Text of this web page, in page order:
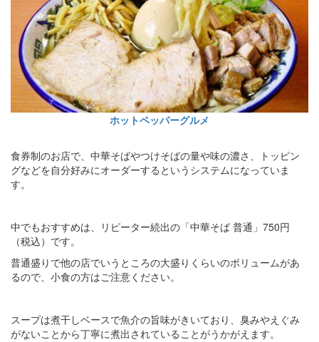
ホットペッパーグルメ
食券制のお店で、中華そばやつけそばの量や味の濃さ、トッピン
グなどを自分好みにオーダーするというシステムになっていま
す。
中でもおすすめは、リピーター続出の「中華そば 普通」750円
（税込）です。
普通盛りで他の店でいうところの大盛りくらいのボリュームがあ
るので、小食の方はご注意ください。
スープは煮干しベースで魚介の旨味がきいており、臭みやえぐみ
がないことから丁寧に煮出されていることがうかがえます。